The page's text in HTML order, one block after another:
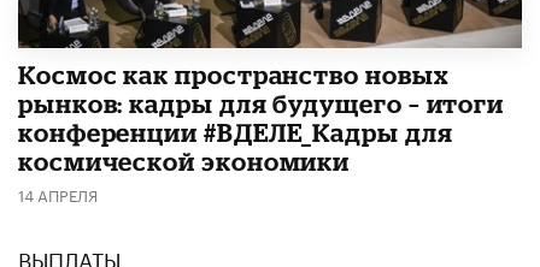
Космос как пространство новых
рынков: кадры для будущего – итоги
конференции #ВДЕЛЕ_Кадры для
космической экономики
14 АПРЕЛЯ
ВЫПЛАТЫ